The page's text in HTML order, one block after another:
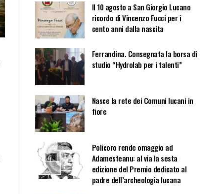
Il 10 agosto a San Giorgio Lucano
ricordo di Vincenzo Fucci per i
cento anni dalla nascita
Ferrandina. Consegnata la borsa di
studio “Hydrolab per i talenti”
Nasce la rete dei Comuni lucani in
fiore
Policoro rende omaggio ad
Adamesteanu: al via la sesta
edizione del Premio dedicato al
padre dell’archeologia lucana